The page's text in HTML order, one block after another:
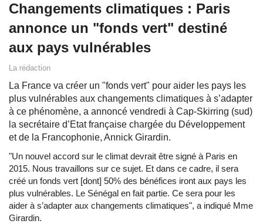
Changements climatiques : Paris
annonce un "fonds vert" destiné
aux pays vulnérables
La rédaction
La France va créer un "fonds vert" pour aider les pays les
plus vulnérables aux changements climatiques à s’adapter
à ce phénomène, a annoncé vendredi à Cap-Skirring (sud)
la secrétaire d’Etat française chargée du Développement
et de la Francophonie, Annick Girardin.
"Un nouvel accord sur le climat devrait être signé à Paris en
2015. Nous travaillons sur ce sujet. Et dans ce cadre, il sera
créé un fonds vert [dont] 50% des bénéfices iront aux pays les
plus vulnérables. Le Sénégal en fait partie. Ce sera pour les
aider à s’adapter aux changements climatiques", a indiqué Mme
Girardin.